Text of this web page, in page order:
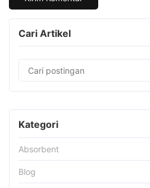
Cari Artikel
Kategori
Absorbent
Blog